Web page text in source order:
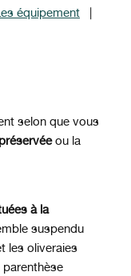
équipement
selon que vous
ou la
à la
suspendu
les oliveraies